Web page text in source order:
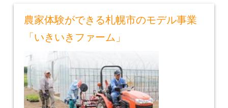
農家体験ができる札幌市のモデル事業
「いきいきファーム」